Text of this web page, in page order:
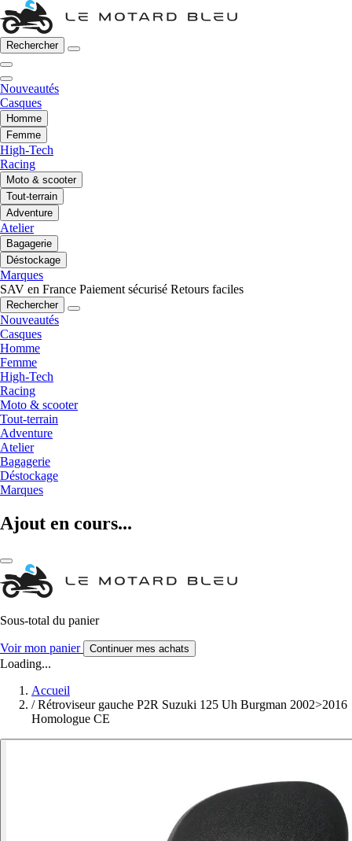
Rechercher
Nouveautés
Casques
Homme
Femme
High-Tech
Racing
Moto & scooter
Tout-terrain
Adventure
Atelier
Bagagerie
Déstockage
Marques
SAV en France Paiement sécurisé Retours faciles
Rechercher
Nouveautés
Casques
Homme
Femme
High-Tech
Racing
Moto & scooter
Tout-terrain
Adventure
Atelier
Bagagerie
Déstockage
Marques
Ajout en cours...
Sous-total du panier
Voir mon panier Continuer mes achats
Loading...
Accueil
/ Rétroviseur gauche P2R Suzuki 125 Uh Burgman 2002>2016
Homologue CE